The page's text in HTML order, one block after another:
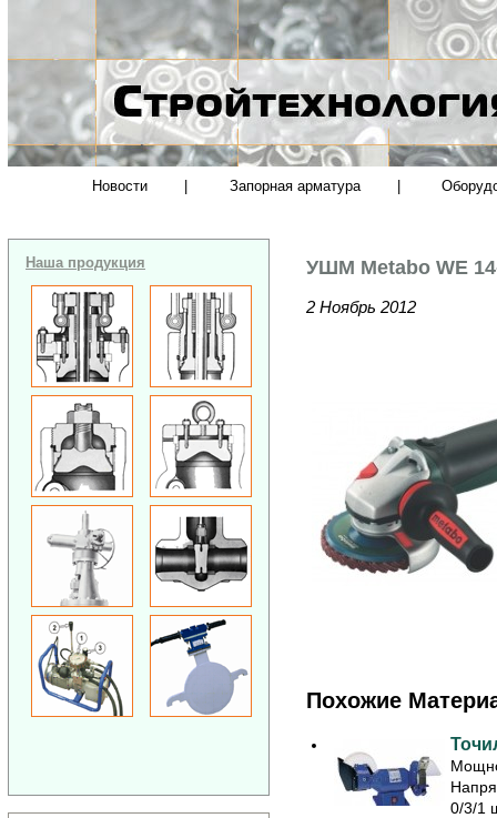
Новости Запорная арматура
Наша продукция УШМ Metabo WE
2 Ноябрь 2012
Похожие
0/3/1